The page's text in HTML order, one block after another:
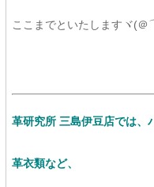
ここまでといたしますヾ(
革研究所 三島伊豆店では、
革衣類など、